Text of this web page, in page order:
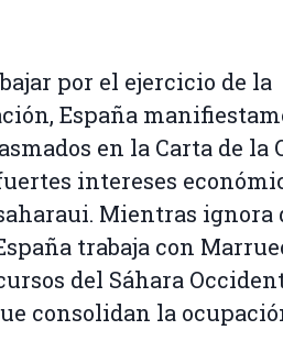
por el ejercicio de la
España
en la Carta de la
intereses
Mientras ignora
trabaja con
del Sáhara
consolidan la